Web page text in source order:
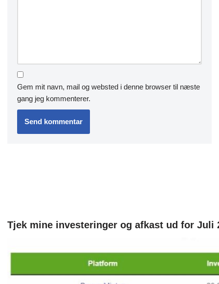
Gem mit navn, mail og websted i denne browser til næste
gang jeg kommenterer.
Tjek mine investeringer og afkast ud for Juli